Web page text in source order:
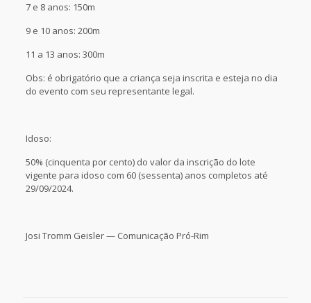
7 e 8 anos: 150m
9 e 10 anos: 200m
11 a 13 anos: 300m
Obs: é obrigatório que a criança seja inscrita e esteja no dia
do evento com seu representante legal.
Idoso:
50% (cinquenta por cento) do valor da inscrição do lote
vigente para idoso com 60 (sessenta) anos completos até
29/09/2024.
Josi Tromm Geisler — Comunicação Pró-Rim